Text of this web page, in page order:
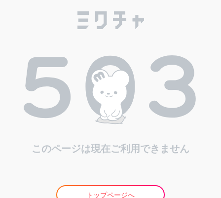
このページは現在ご利用できません